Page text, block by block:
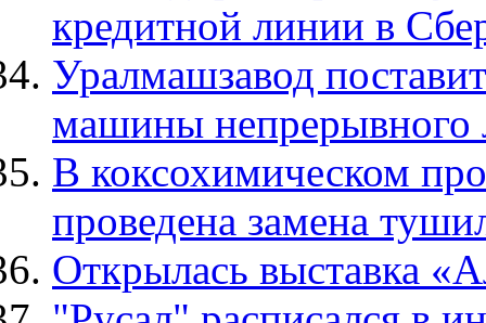
кредитной линии в
Уралмашзавод
машины непрерывного
В коксохимическом
проведена замена
Открылась выставка